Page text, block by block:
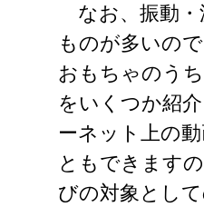
なお、振動・
ものが多いの
おもちゃのう
をいくつか紹
ーネット上の
ともできます
びの対象とし